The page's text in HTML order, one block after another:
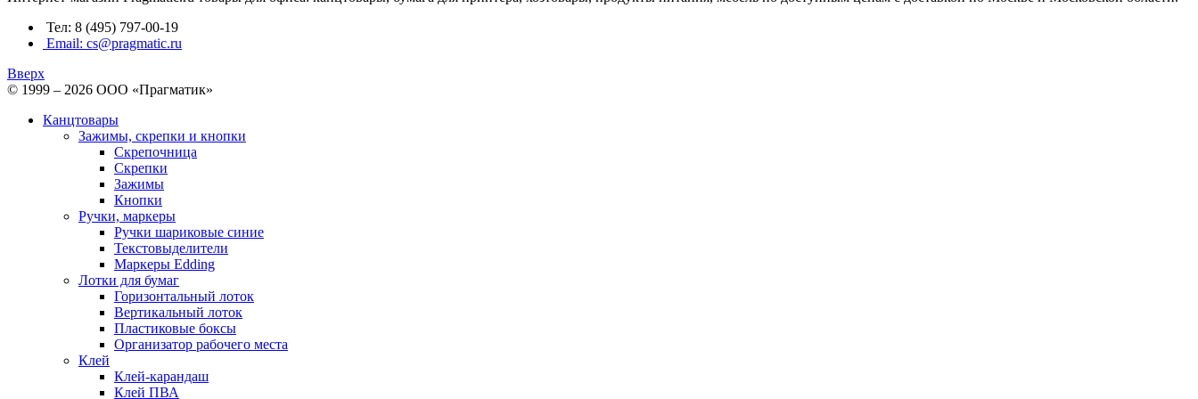
Тел: 8 (495) 797-00-19
Email: cs@pragmatic.ru
Вверх
© 1999 – 2026 ООО «Прагматик»
Канцтовары
Зажимы, скрепки и кнопки
Скрепочница
Скрепки
Зажимы
Кнопки
Ручки, маркеры
Ручки шариковые синие
Текстовыделители
Маркеры Edding
Лотки для бумаг
Горизонтальный лоток
Вертикальный лоток
Пластиковые боксы
Организатор рабочего места
Клей
Клей-карандаш
Клей ПВА